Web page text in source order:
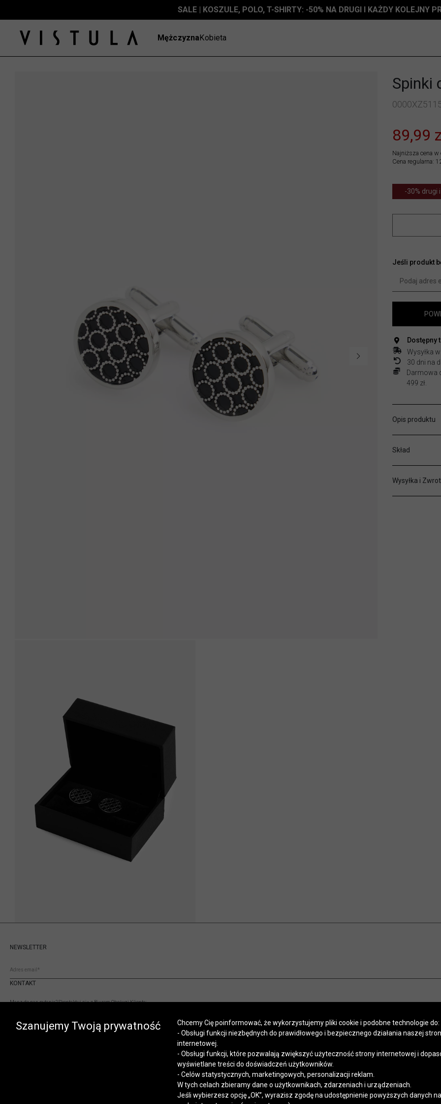
SALE | KOSZULE, POLO, T-SHIRTY: -50% NA DRUGI I KAŻDY KOLEJNY
MężczyznaKobieta
Spinki
89,99
Najniższa cena
Cena regularna:
-30% drugi
Jeśli produkt
Dostępny
Wysyłka
30 dni na
Darmowa
499 zł.
Opis produktu
Skład
Wysyłka i
KONTAKT
Masz do nas pytania? Skontaktuj się z Biurem Obsługi Klienta:
sklep.internetowy@vistula.pl
Regulaminy Polityka prywatnościKontakt
NEWSLETTER
Szanujemy Twoją prywatność
Chcemy Cię poinformować, że wykorzystujemy pliki cookie i podobne technologie do:
- Obsługi funkcji niezbędnych do prawidłowego i bezpiecznego działania naszej
internetowej.
- Obsługi funkcji, które pozwalają zwiększyć użyteczność strony internetowej i
wyświetlane treści do doświadczeń użytkowników.
- Celów statystycznych, marketingowych, personalizacji reklam.
W tych celach zbieramy dane o użytkownikach, zdarzeniach i urządzeniach.
Jeśli wybierzesz opcję „OK”, wyrazisz zgodę na udostępnienie powyższych danych